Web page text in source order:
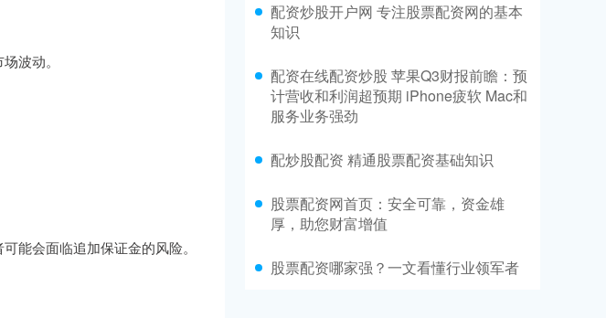
波动。
能会面临追加保证金的风险。
配资炒股开户网 专注股票配资网的基本
知识
配资在线配资炒股 苹果Q3财报前瞻：预
计营收和利润超预期 iPhone疲软 Mac和
服务业务强劲
配炒股配资 精通股票配资基础知识
股票配资网首页：安全可靠，资金雄
厚，助您财富增值
股票配资哪家强？一文看懂行业领军者